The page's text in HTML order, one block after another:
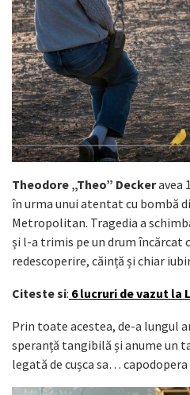
Theodore „Theo” Deckeravea
în urma unui atentat cu bombă
Metropolitan. Tragedia a
și l-a trimis pe un drum încărcat
redescoperire, căință și chiar
Citeste si: 6 lucruri de vazut la
Prin toate acestea, de-a lungul
speranță tangibilă și anume un
legată de cușca sa… capodopera „